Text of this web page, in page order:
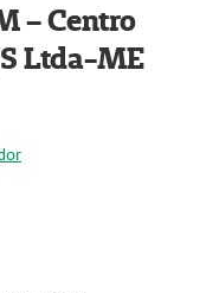
– Centro
Ltda-ME